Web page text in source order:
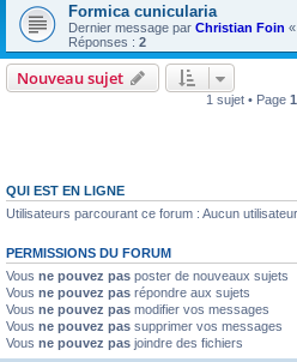
Formica cunicularia
Dernier message par Christian Foin «
Réponses : 2
Nouveau sujet
1 sujet • Page 1
QUI EST EN LIGNE
Utilisateurs parcourant ce forum : Aucun
PERMISSIONS DU FORUM
Vous ne pouvez pas poster de nouveaux sujets
Vous ne pouvez pas répondre aux sujets
Vous ne pouvez pas modifier vos messages
Vous ne pouvez pas supprimer vos messages
Vous ne pouvez pas joindre des fichiers